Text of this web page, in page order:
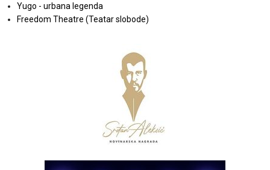
Yugo - urbana legenda
Freedom Theatre (Teatar slobode)